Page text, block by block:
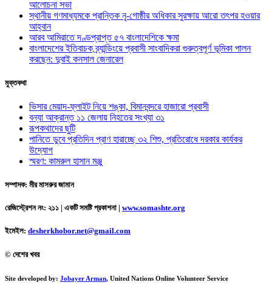
আলোচনা সভা
স্থানীয় গণমাধ্যমকে প্রান্তিক নৃ-গোষ্ঠীর অধিকার সুরক্ষায় আরো তৎপর হওয়ার
আহ্বান
আরব আমিরাতে দণ্ডপ্রাপ্ত ৫৭ বাংলাদেশিকে ক্ষমা
বাংলাদেশের ইতিবাচক ব্র্যান্ডিংয়ে প্রবাসী সাংবাদিকরা গুরুত্বপূর্ণ ভূমিকা পালন
করছেন: দুবাই কনসাল জেনারেল
মুক্তকথা
ভিসার মেয়াদ-ফ্লাইট নিয়ে শঙ্কা, বিমানবন্দরে হাজারো প্রবাসী
বন্যা আক্রান্ত ১১ জেলায় নিহতের সংখ্যা ৩১
রূপকথাদের ছুটি
পানিতে ডুবে প্রতিদিন প্রাণ হারাচ্ছে ৩২ শিশু, প্রতিরোধে দরকার কার্যকর
উদ্যোগ
স্মরণ: কামরুল হাসান মঞ্জু
সম্পাদক: মীর মাসরুর জামান
রেজিস্ট্রেশন নং: ২১১ | একটি সমষ্টি প্রকাশনা | www.somashte.org
ইমেইল: desherkhobor.net@gmail.com
© দেশের খবর
Site developed by: Jobayer Arman, United Nations Online Volunteer Service